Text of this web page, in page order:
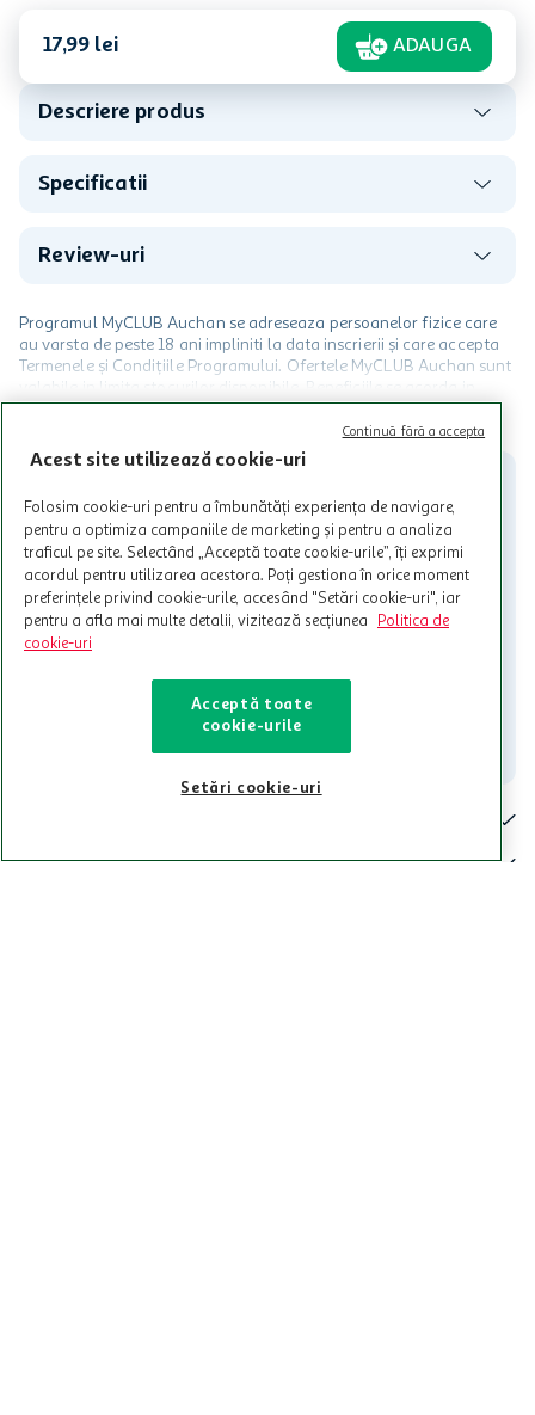
17,99 lei ADAUGA
Descriere produs
Specificatii
Review-uri
Programul MyCLUB Auchan se adreseaza persoanelor fizice care
au varsta de peste 18 ani impliniti la data inscrierii și care accepta
Termenele și Condițiile Programului. Ofertele MyCLUB Auchan sunt
limita a 12 unitati / card client o singura data in perioada promotiei.
Cardul poate fi utilizat doar in legatura cu magazinele Auchan
participante și pentru acțiuni promotionale indicate de Auchan si
nu raspunde pentru imposibilitatea utilizarii Cardului in perioada in
care aceste este suspendat sau in perioada in care sunt efectuate
intretineri sau reparatii tehnice la sistemul de utilizarea al Cardului.
Contacteaza-ne!
021-9141 contact@auchan.ro
Contact
Cine suntem
Acest site utilizează cookie-uri
Folosim cookie-uri pentru a îmbunătăți experiența de navigare,
pentru a optimiza campaniile de marketing și pentru a analiza
traficul pe site. Selectând „Acceptă toate cookie-urile”, îți exprimi
acordul pentru utilizarea acestora. Poți gestiona în orice moment
preferințele privind cookie-urile, accesând "Setări cookie-uri", iar
pentru a afla mai multe detalii, vizitează secțiunea
Politica de
cookie-uri
Acceptă toate
cookie-urile
Setări cookie-uri
Continuă fără a accepta